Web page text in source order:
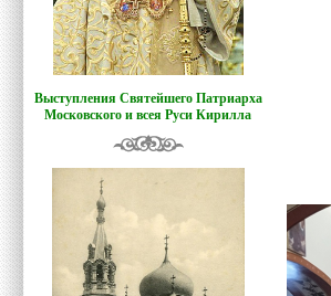
Выступления Святейшего Патриарха
Московского и всея Руси Кирилла